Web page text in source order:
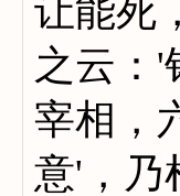
让能死
之云：'
宰相，
意'，乃